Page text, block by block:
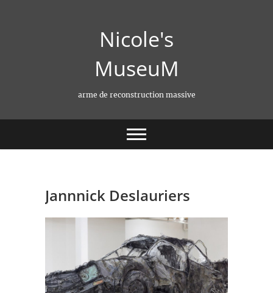
Nicole's
MuseuM
arme de reconstruction massive
Jannnick Deslauriers